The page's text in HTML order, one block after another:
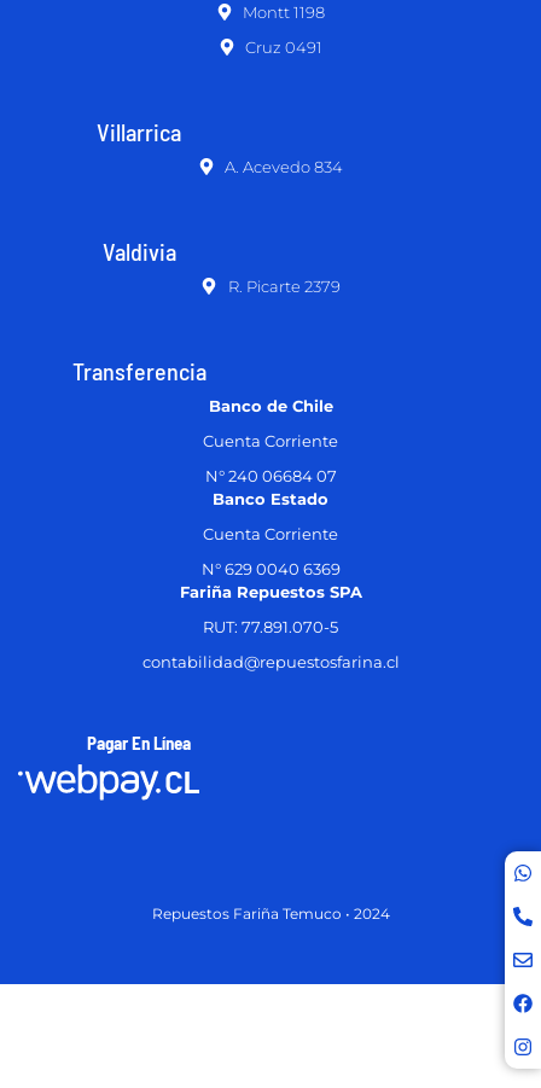
Montt 1198
Cruz 0491
Villarrica
A. Acevedo 834
Valdivia
R. Picarte 2379
Transferencia
Banco de Chile
Cuenta Corriente
N° 240 06684 07
Banco Estado
Cuenta Corriente
N° 629 0040 6369
Fariña Repuestos SPA
RUT: 77.891.070-5
contabilidad@repuestosfarina.cl
Pagar En Línea
Repuestos Fariña Temuco • 2024